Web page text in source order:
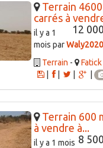
Terrain
carrés à
12
il y a 1
mois parWaly2020
Terrain -
Fatick
|
Terrain 600
à vendre à...
8
il y a 1 mois